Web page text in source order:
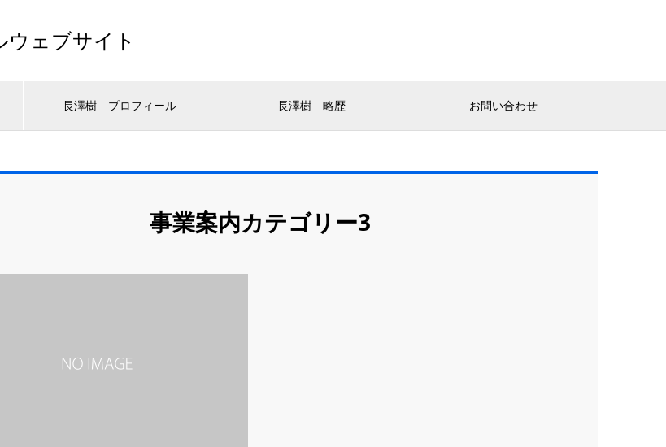
ェブサイト
長澤樹 プロフィール 長澤樹 略歴 お問い合わせ
事業案内カテゴリー3